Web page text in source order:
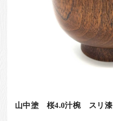
山中塗 桜4.0汁椀 スリ漆